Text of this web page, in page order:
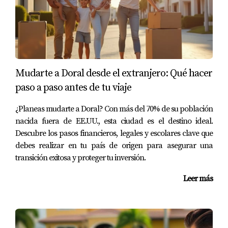
"Es nuestra forma de mostrar nuestro amor por este
país", dice Juan López. "Nos encanta ver el desfile y luego
disfrutar de los fuegos artificiales con nuestros amigos".
Esta celebración no solo une a las familias, sino que
residentes.
Desde juegos inflables para los niños hasta conciertos en
vivo para los adultos, hay algo para todos en esta
celebración. Las actividades están diseñadas para
involucrar a todas las edades y fomentar un ambiente
Los eventos anuales en Doral son mucho más que
Mudarte a Doral desde el extranjero: Qué hacer
paso a paso antes de tu viaje
¿Planeas mudarte a Doral? Con más del 70% de su población
nacida fuera de EE.UU., esta ciudad es el destino ideal.
Descubre los pasos financieros, legales y escolares clave que
debes realizar en tu país de origen para asegurar una
transición exitosa y proteger tu inversión.
Leer más